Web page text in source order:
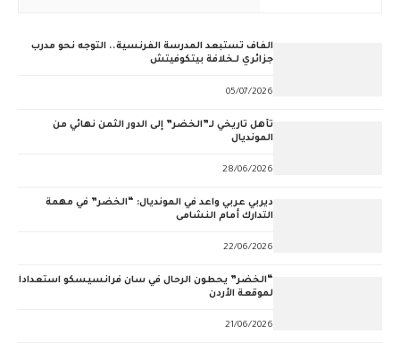
الفاف تستبعد المدرسة الفرنسية.. التوجه نحو مدرب
جزائري لـخلافة بيتكوفيتش
05/07/2026
تأهل تاريخي لـ”الخضر” إلى الدور الثمن نهائي من
المونديال
28/06/2026
ديربي عربي واعد في المونديال: “الخضر” في مهمة
التدارك أمام النشامى
22/06/2026
“الخضر” يحطون الرحال في سان فرانسيسكو استعداداً
لموقعة الأردن
21/06/2026